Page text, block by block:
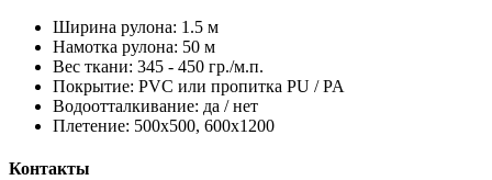
Ширина рулона: 1.5 м
Намотка рулона: 50 м
Вес ткани: 345 - 450 гр./м.п.
Покрытие: PVC или пропитка PU / PA
Водоотталкивание: да / нет
Плетение: 500х500, 600х1200
Контакты